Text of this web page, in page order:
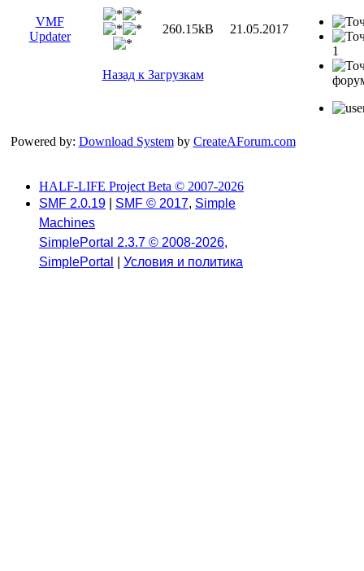
VMF
Updater
260.15kB 21.05.2017
Назад к Загрузкам
Powered by: Download Systemby CreateAForum.com
1
HALF-LIFE Project Beta © 2007-2026
SMF 2.0.19
SMF © 2017, Simple
Machines
SimplePortal 2.3.7 © 2008-2026,
SimplePortal
Условия и политика